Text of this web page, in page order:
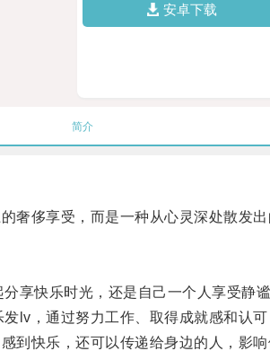
安卓下载
简介
侈享受，而是一种从心灵深处散发出
快乐时光，还是自己一个人享受静谧
，通过努力工作、取得成就感和认可
快乐，还可以传递给身边的人，影响